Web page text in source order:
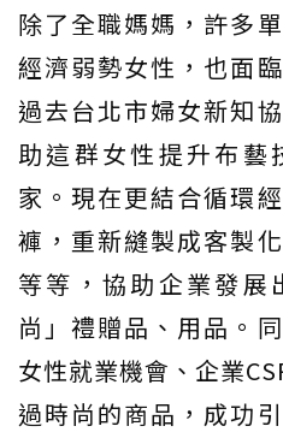
除了全職媽媽，許多
經濟弱勢女性，也面
過去台北市婦女新知
助這群女性提升布藝
家。現在更結合循環
褲，重新縫製成客製
等等，協助企業發展
尚」禮贈品、用品。
女性就業機會、企業
過時尚的商品，成功